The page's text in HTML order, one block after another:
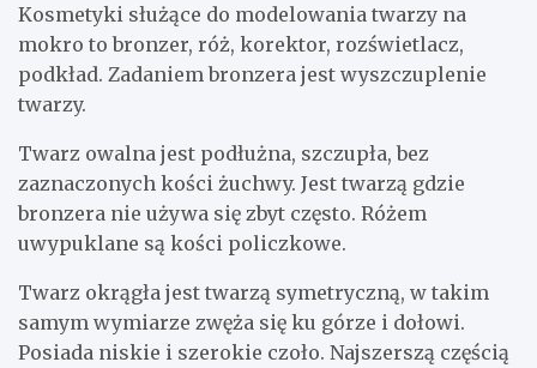
Kosmetyki służące do modelowania twarzy na
mokro to bronzer, róż, korektor, rozświetlacz,
podkład. Zadaniem bronzera jest wyszczuplenie
twarzy.
Twarz owalna jest podłużna, szczupła, bez
zaznaczonych kości żuchwy. Jest twarzą gdzie
bronzera nie używa się zbyt często. Różem
uwypuklane są kości policzkowe.
Twarz okrągła jest twarzą symetryczną, w takim
samym wymiarze zwęża się ku górze i dołowi.
Posiada niskie i szerokie czoło. Najszerszą częścią